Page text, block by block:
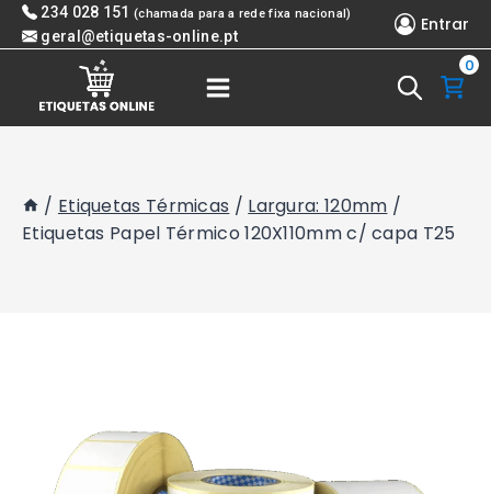
Skip 234 028 151 (chamada para a rede fixa nacional)
geral@etiquetas-online.pt
Entrar
0
/ Etiquetas Térmicas / Largura: 120mm /
Etiquetas Papel Térmico 120X110mm c/ capa T25